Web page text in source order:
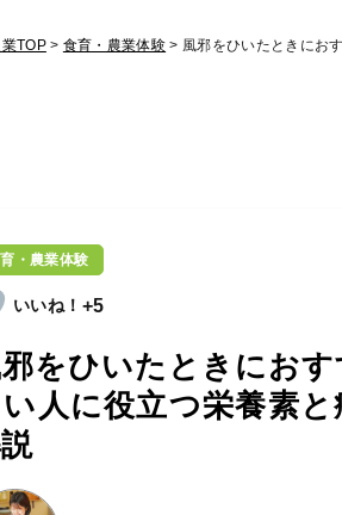
TOP> 食育・農業体験 > 風邪をひいたときにお
・農業体験
+5
をひいたときにお
人に役立つ栄養素